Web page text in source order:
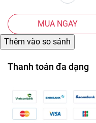
MUA NGAY
Thanh toán đa dạng